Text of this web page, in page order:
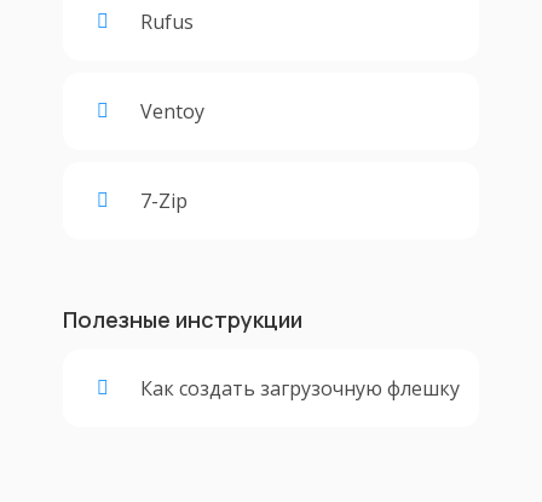
Rufus
Ventoy
7-Zip
Полезные инструкции
Как создать загрузочную флешку